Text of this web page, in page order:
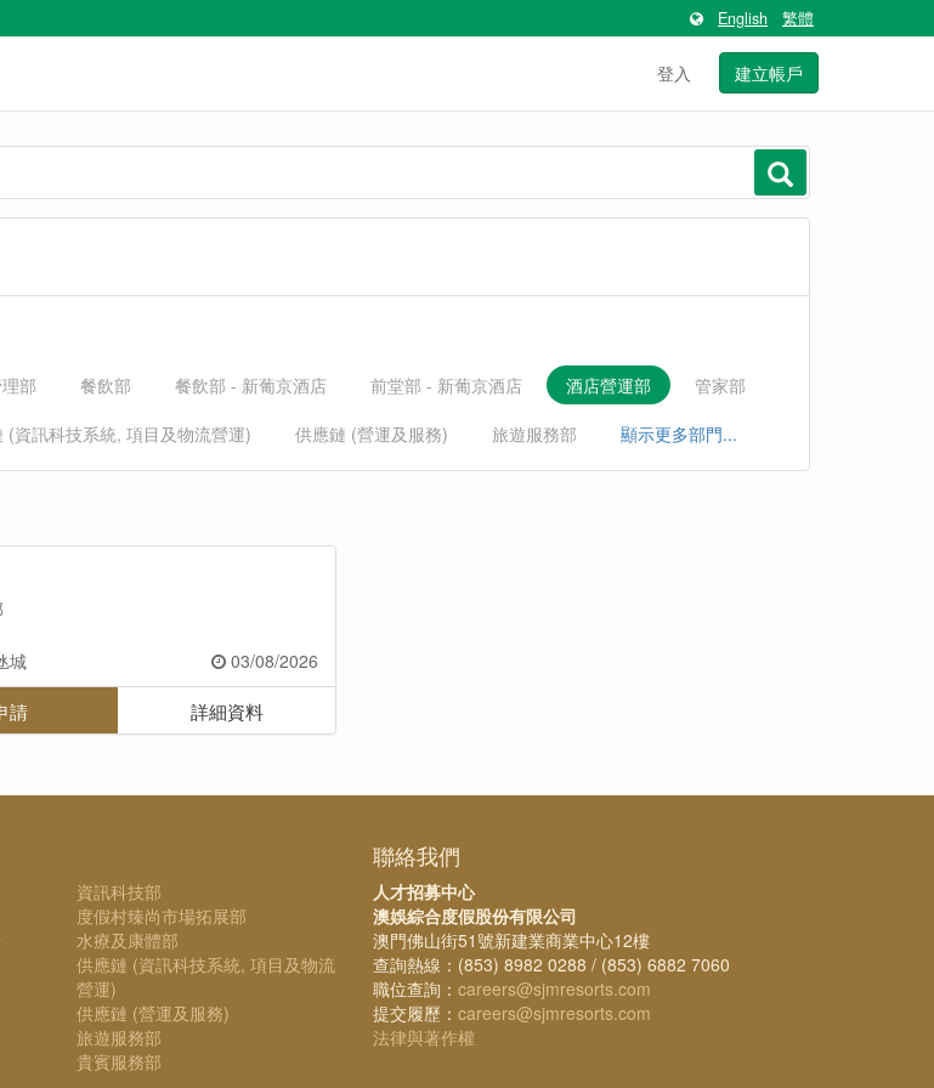
English 繁體
登入 建立帳戶
部 餐飲部 餐飲部 - 新葡京酒店 前堂部 - 新葡京酒店 酒店營運部
管家部
(資訊科技系統, 項目及物流營運) 供應鏈 (營運及服務) 旅遊服務部 顯示更多部門...
城 03/08/2026
請 詳細資料
資訊科技部
度假村臻尚市場拓展部
水療及康體部
供應鏈 (資訊科技系統, 項目及物流
營運)
供應鏈 (營運及服務)
旅遊服務部
貴賓服務部
聯絡我們
人才招募中心
澳娛綜合度假股份有限公司
澳門佛山街51號新建業商業中心12樓
查詢熱線：(853) 8982 0288 / (853) 6882 7060
職位查詢： careers@sjmresorts.com
提交履歷： careers@sjmresorts.com
法律與著作權